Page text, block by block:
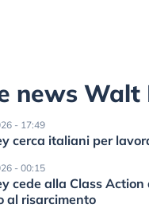
news Walt
- 17:49
cerca italiani per
- 00:15
cede alla Class
al risarcimento